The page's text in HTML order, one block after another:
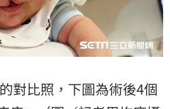
比照，下圖為術後4個